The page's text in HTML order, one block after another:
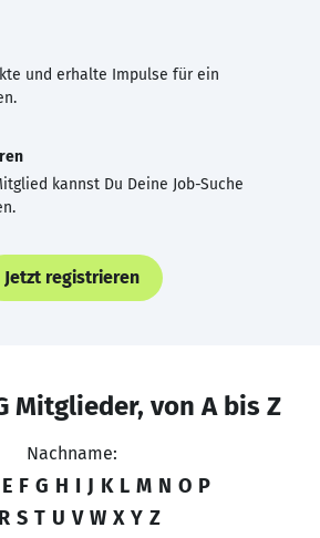
und erhalte Impulse für ein
kannst Du Deine Job-Suche
Jetzt registrieren
Mitglieder, von A bis Z
Nachname:
E F G H I J K L M N O P
R S T U V W X Y Z